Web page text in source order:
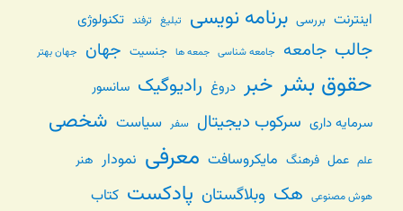
اینترنت بررسی برنامه نویسی تبلیغ ترفند تکنولوژی
جالب جامعه جامعه شناسی جمعه ها جنسیت جهان جهان بهتر
حقوق بشر خبر دروغ رادیوگیک سانسور
سرمایه داری سرکوب دیجیتال سفر سیاست شخصی
علم عمل فرهنگ مایکروسافت معرفی نمودار هنر
هوش مصنوعی هک وبلاگستان پادکست کتاب